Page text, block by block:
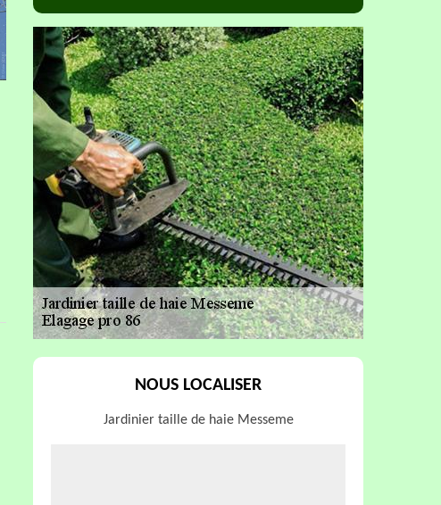
NOUS LOCALISER
Jardinier taille de haie Messeme